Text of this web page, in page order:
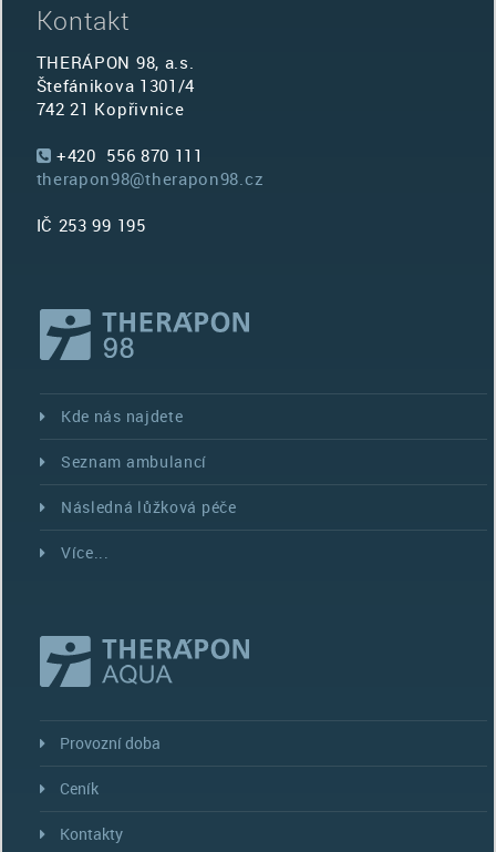
Kontakt
THERÁPON 98, a.s.
Štefánikova 1301/4
742 21 Kopřivnice
+420 556 870 111
therapon98@therapon98.cz
IČ 253 99 195
Kde nás najdete
Seznam ambulancí
Následná lůžková péče
Více...
Provozní doba
Ceník
Kontakty